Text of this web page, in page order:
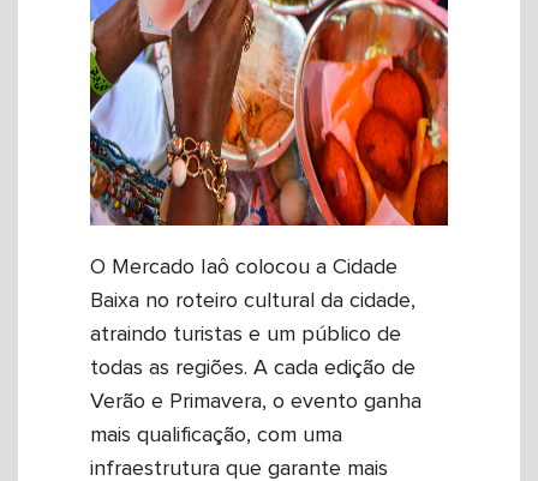
O Mercado Iaô colocou a Cidade
Baixa no roteiro cultural da cidade,
atraindo turistas e um público de
todas as regiões. A cada edição de
Verão e Primavera, o evento ganha
mais qualificação, com uma
infraestrutura que garante mais